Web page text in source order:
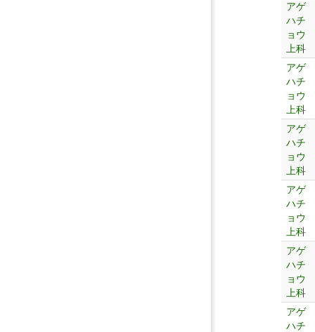
アゲ
ハチ
ョウ
上科
アゲ
ハチ
ョウ
上科
アゲ
ハチ
ョウ
上科
アゲ
ハチ
ョウ
上科
アゲ
ハチ
ョウ
上科
アゲ
ハチ